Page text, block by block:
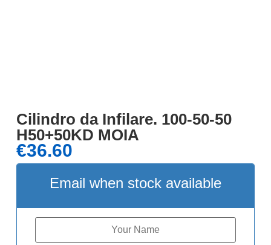
Cilindro da Infilare. 100-50-50
H50+50KD MOIA
€36.60
Email when stock available